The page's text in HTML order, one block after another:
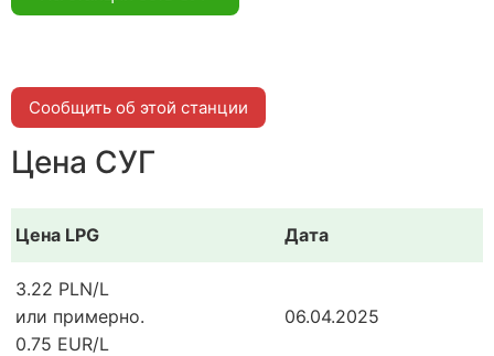
Сообщить об этой станции
Цена СУГ
Цена LPG Дата
3.22 PLN/L
или примерно.
0.75 EUR/L
06.04.2025